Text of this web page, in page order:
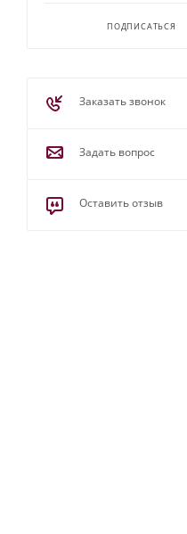
ПОДПИСАТЬСЯ
Заказать звонок
Задать вопрос
Оставить отзыв